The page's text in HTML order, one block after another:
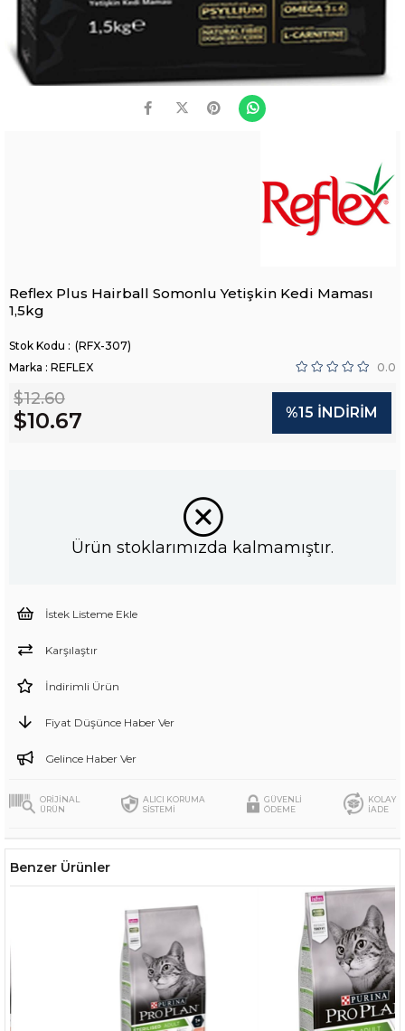
Reflex Plus Hairball Somonlu Yetişkin Kedi Maması
1,5kg
(RFX-307)
Marka : REFLEX 0.0
$12.60
$10.67 %15 İNDIRIM
Ürün stoklarımızda kalmamıştır.
İstek Listeme Ekle
Karşılaştır
İndirimli Ürün
Fiyat Düşünce Haber Ver
Gelince Haber Ver
ORİJİNAL
ÜRÜN
ALICI KORUMA
SİSTEMİ
GÜVENLİ
ÖDEME
KOLAY
İADE
Benzer Ürünler